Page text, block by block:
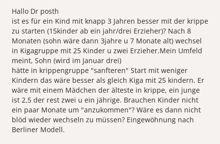
Hallo Dr posth
ist es für ein Kind mit knapp 3 Jahren besser mit der krippe
zu starten (15kinder ab ein jahr/drei Erzieher)? Nach 8
Monaten (sohn wäre dann 3jahre u 7 Monate alt) wechsel
in Kigagruppe mit 25 Kinder u zwei Erzieher.Mein Umfeld
meint, Sohn (wird im Januar drei)
hätte in krippengruppe "sanfteren" Start mit weniger
Kindern das wäre besser als gleich Kiga mit 25 kindern. Er
wäre mit einem Mädchen der älteste in krippe, ein junge
ist 2,5 der rest zwei u ein jährige. Brauchen Kinder nicht
ein paar Monate um "anzukommen"? Wäre es dann nicht
blöd wieder wechseln zu müssen? Eingewöhnung nach
Berliner Modell.